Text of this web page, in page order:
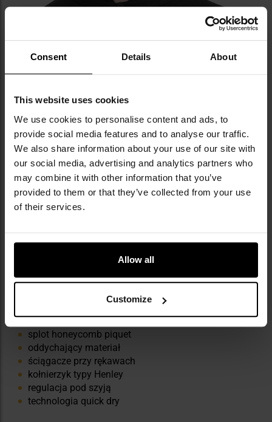
Consent Details About
This website uses cookies
We use cookies to personalise content and ads, to
provide social media features and to analyse our traffic.
We also share information about your use of our site with
our social media, advertising and analytics partners who
may combine it with other information that you’ve
provided to them or that they’ve collected from your use
of their services.
Allow all
Customize
NAJWAŻNIEJSZE CECHY
konstrukcja z bawełny oraz poliestru
gramatura 200 g/m2
splot honeycomb piquet
oddychający materiał
ściągacze przy rękawach
kołnierzyk typy Henley
regulacja pod szyją
technologia quick dry